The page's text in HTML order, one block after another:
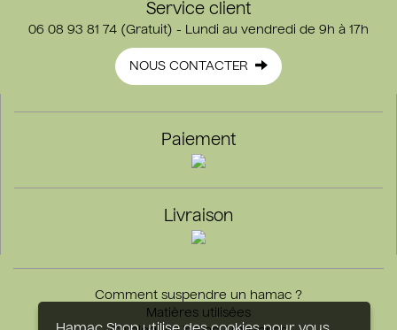
Service client
06 08 93 81 74 (Gratuit) - Lundi au vendredi de 9h à 17h
NOUS CONTACTER
Paiement
Livraison
Comment suspendre un hamac ?
Matières utilisées